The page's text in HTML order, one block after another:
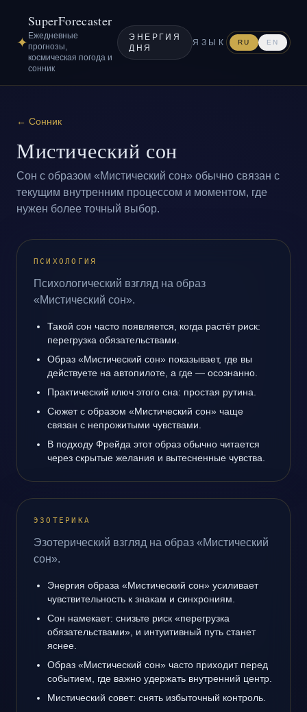
✦
SuperForecaster
Ежедневные
прогнозы,
космическая погода и
сонник
ЭНЕРГИЯ
ДНЯ
ЯЗЫК RU EN
← Сонник
Мистический сон
Сон с образом «Мистический сон» обычно связан с
текущим внутренним процессом и моментом, где
нужен более точный выбор.
ПСИХОЛОГИЯ
Психологический взгляд на образ
«Мистический сон».
Такой сон часто появляется, когда растёт риск:
перегрузка обязательствами.
Образ «Мистический сон» показывает, где вы
действуете на автопилоте, а где — осознанно.
Практический ключ этого сна: простая рутина.
Сюжет с образом «Мистический сон» чаще
связан с непрожитыми чувствами.
В подходу Фрейда этот образ обычно читается
через скрытые желания и вытесненные чувства.
ЭЗОТЕРИКА
Эзотерический взгляд на образ «Мистический
сон».
Энергия образа «Мистический сон» усиливает
чувствительность к знакам и синхрониям.
Сон намекает: снизьте риск «перегрузка
обязательствами», и интуитивный путь станет
яснее.
Образ «Мистический сон» часто приходит перед
событием, где важно удержать внутренний центр.
Мистический совет: снять избыточный контроль.